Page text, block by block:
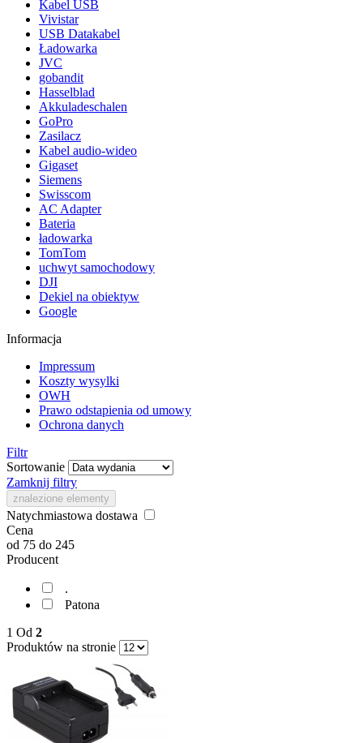
Kabel USB
Vivistar
USB Datakabel
Ładowarka
JVC
gobandit
Hasselblad
Akkuladeschalen
GoPro
Zasilacz
Kabel audio-wideo
Gigaset
Siemens
Swisscom
AC Adapter
Bateria
ładowarka
TomTom
uchwyt samochodowy
DJI
Dekiel na obiektyw
Google
Informacja
Impressum
Koszty wysylki
OWH
Prawo odstapienia od umowy
Ochrona danych
Filtr
Sortowanie
Zamknij filtry
znalezione elementy
Natychmiastowa dostawa
Cena
od 75 do 245
Producent
.
Patona
1 Od 2
Produktów na stronie